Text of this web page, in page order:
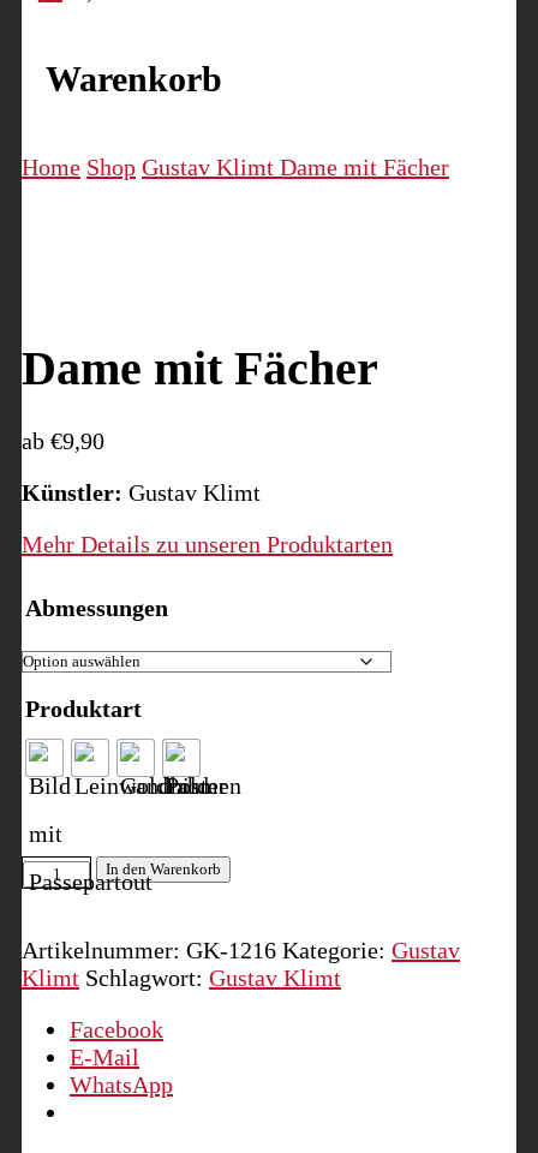
Warenkorb
Home Shop Gustav Klimt Dame mit Fächer
Dame mit Fächer
ab €9,90
Künstler: Gustav Klimt
Mehr Details zu unseren Produktarten
Abmessungen
Produktart
Dame
mit
Menge
In den Warenkorb
Artikelnummer: GK-1216 Kategorie: Gustav
Klimt Schlagwort: Gustav Klimt
Facebook
E-Mail
WhatsApp